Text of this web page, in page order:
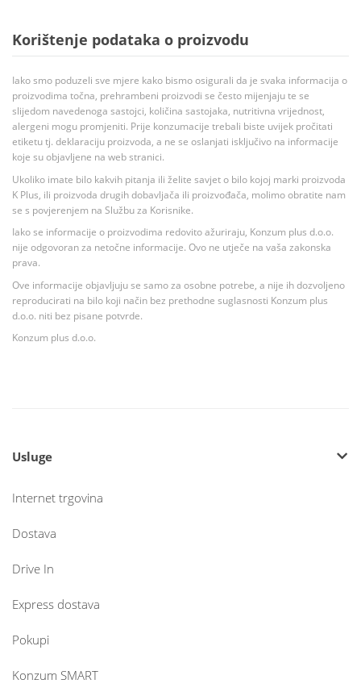
Korištenje podataka o proizvodu
Iako smo poduzeli sve mjere kako bismo osigurali da je svaka informacija o
proizvodima točna, prehrambeni proizvodi se često mijenjaju te se
slijedom navedenoga sastojci, količina sastojaka, nutritivna vrijednost,
alergeni mogu promjeniti. Prije konzumacije trebali biste uvijek pročitati
etiketu tj. deklaraciju proizvoda, a ne se oslanjati isključivo na informacije
koje su objavljene na web stranici.
Ukoliko imate bilo kakvih pitanja ili želite savjet o bilo kojoj marki proizvoda
K Plus, ili proizvoda drugih dobavljača ili proizvođača, molimo obratite nam
se s povjerenjem na Službu za Korisnike.
Iako se informacije o proizvodima redovito ažuriraju, Konzum plus d.o.o.
nije odgovoran za netočne informacije. Ovo ne utječe na vaša zakonska
prava.
Ove informacije objavljuju se samo za osobne potrebe, a nije ih dozvoljeno
reproducirati na bilo koji način bez prethodne suglasnosti Konzum plus
d.o.o. niti bez pisane potvrde.
Konzum plus d.o.o.
Usluge
Internet trgovina
Dostava
Drive In
Express dostava
Pokupi
Konzum SMART